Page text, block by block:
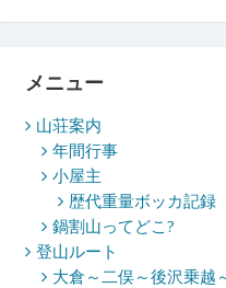
メニュー
山荘案内
年間行事
小屋主
歴代重量ボッカ記録
鍋割山ってどこ?
登山ルート
大倉～二俣～後沢乗越